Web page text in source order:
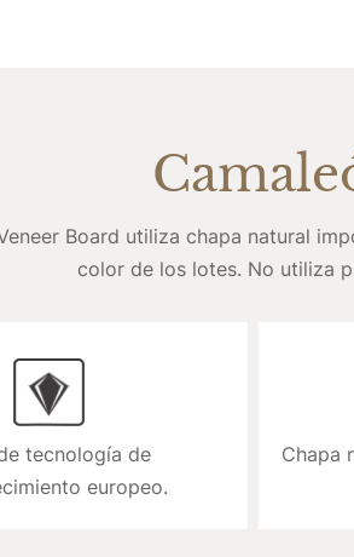
Board utiliza chapa natural
color de los lotes. No utiliza
tecnología de
europeo.
Chapa